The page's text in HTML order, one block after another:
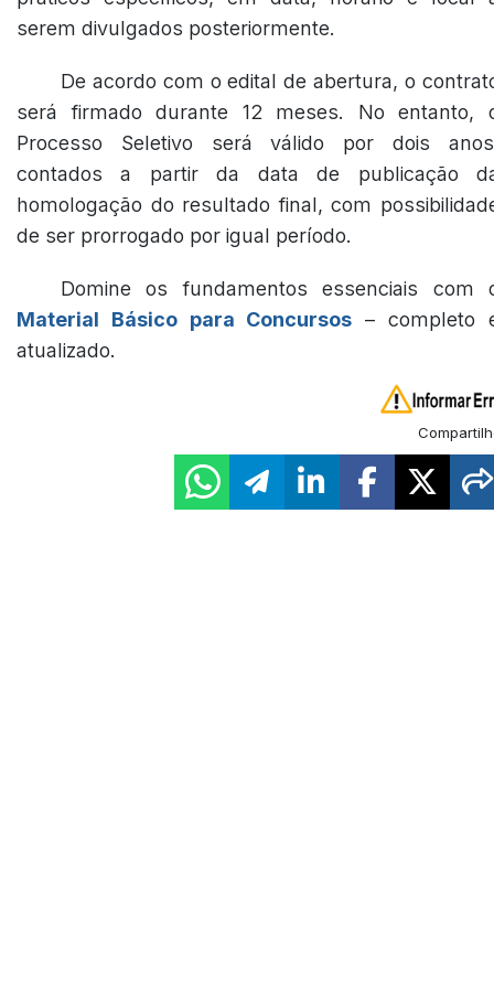
serem divulgados posteriormente.
De acordo com o edital de abertura, o
será firmado durante 12 meses. No entanto,
Processo Seletivo será válido por dois
contados a partir da data de publicação
homologação do resultado final, com
de ser prorrogado por igual período.
Domine os fundamentos essenciais com
Material Básico para Concursos – completo
atualizado.